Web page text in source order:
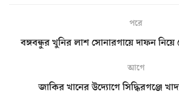
পরে
বঙ্গবন্ধুর খুনির লাশ সোনারগায়ে দাফন
আগে
জাকির খানের উদ্যোগে সিদ্ধিরগঞ্জে